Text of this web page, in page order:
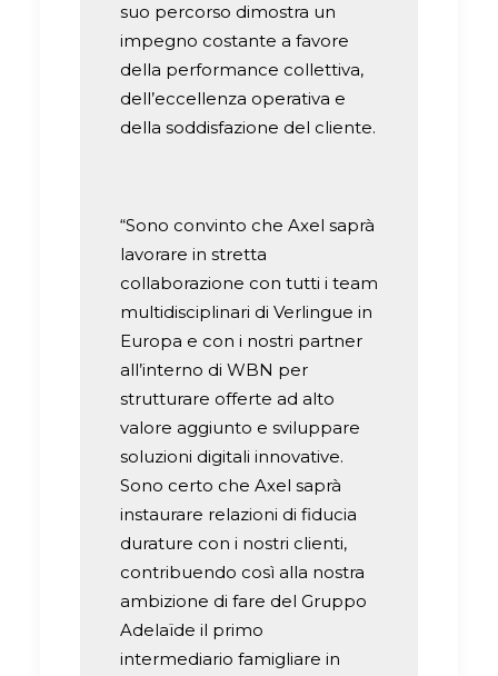
suo percorso dimostra un
impegno costante a favore
della performance collettiva,
dell’eccellenza operativa e
della soddisfazione del cliente.
“Sono convinto che Axel saprà
lavorare in stretta
collaborazione con tutti i team
multidisciplinari di Verlingue in
Europa e con i nostri partner
all’interno di WBN per
strutturare offerte ad alto
valore aggiunto e sviluppare
soluzioni digitali innovative.
Sono certo che Axel saprà
instaurare relazioni di fiducia
durature con i nostri clienti,
contribuendo così alla nostra
ambizione di fare del Gruppo
Adelaïde il primo
intermediario famigliare in